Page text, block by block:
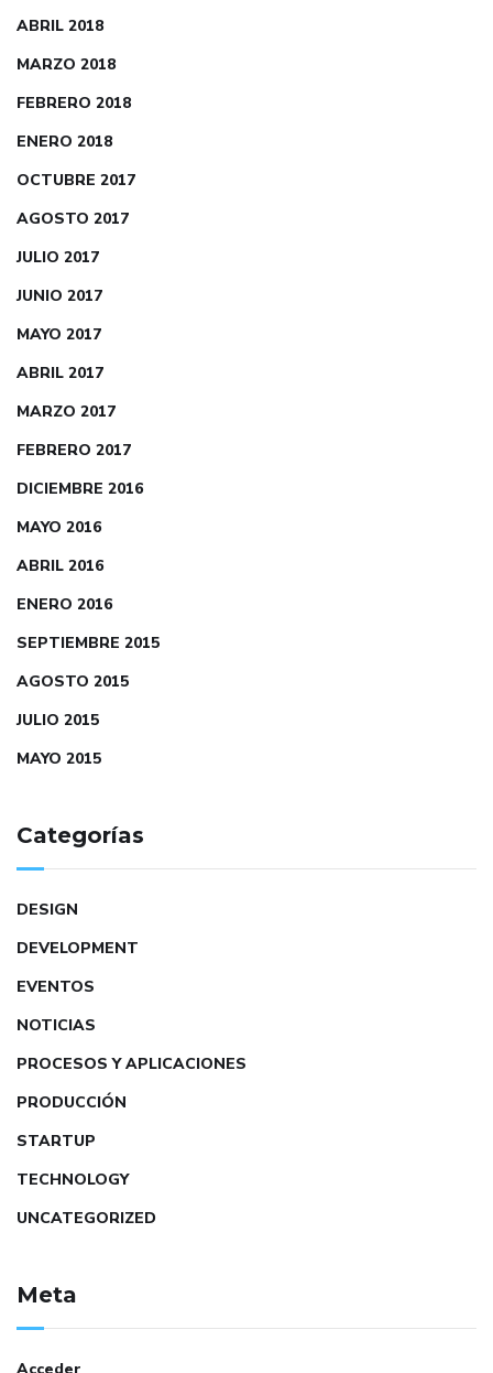
ABRIL 2018
MARZO 2018
FEBRERO 2018
ENERO 2018
OCTUBRE 2017
AGOSTO 2017
JULIO 2017
JUNIO 2017
MAYO 2017
ABRIL 2017
MARZO 2017
FEBRERO 2017
DICIEMBRE 2016
MAYO 2016
ABRIL 2016
ENERO 2016
SEPTIEMBRE 2015
AGOSTO 2015
JULIO 2015
MAYO 2015
Categorías
DESIGN
DEVELOPMENT
EVENTOS
NOTICIAS
PROCESOS Y APLICACIONES
PRODUCCIÓN
STARTUP
TECHNOLOGY
UNCATEGORIZED
Meta